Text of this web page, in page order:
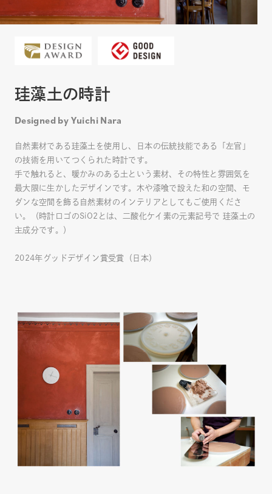
珪藻土の時計
Designed by Yuichi Nara
自然素材である珪藻土を使用し、日本の伝統技能である「左官」
の技術を用いてつくられた時計です。
手で触れると、暖かみのある土という素材、その特性と雰囲気を
最大限に生かしたデザインです。木や漆喰で設えた和の空間、モ
ダンな空間を飾る自然素材のインテリアとしてもご使用くださ
い。（時計ロゴのSiO2とは、二酸化ケイ素の元素記号で 珪藻土の
主成分です。）
2024年グッドデザイン賞受賞（日本）